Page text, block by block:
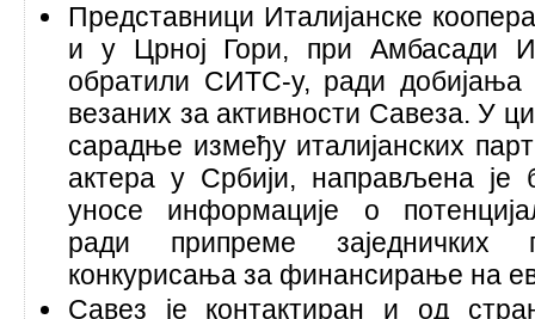
Представници Италијанске
и у Црној Гори, при Амбасади
обратили СИТС-у, ради добијања
везаних за активности Савеза. У
сарадње између италијанских
актера у Србији, направљена је
уносе информације о
ради припреме заједничких
конкурисања за финансирање на
Савез је контактиран и од